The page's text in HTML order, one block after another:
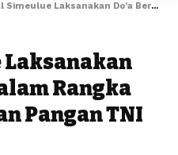
Laksanakan Do’a Bersama Dalam Rangka Panen Ketahanan Pangan TNI AL Tahun 2025
Rangka
Pangan TNI